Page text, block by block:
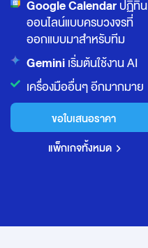
Google Calendarปฏิทิน
ออนไลน์แบบครบวงจรที่
ออกแบบมาสำหรับทีม
Geminiเริ่มต้นใช้งาน AI
เครื่องมืออื่นๆ อีกมากมาย
ขอใบเสนอราคา
แพ็กเกจทั้งหมด